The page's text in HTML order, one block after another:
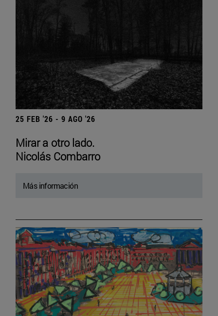
25 FEB '26 - 9 AGO '26
Mirar a otro lado.
Nicolás Combarro
Más información